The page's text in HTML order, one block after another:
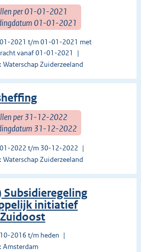
per 01-01-2021
01-01-2021
2021 t/m 01-01-2021 met
vanaf 01-01-2021
Zuiderzeeland
per 31-12-2022
31-12-2022
2022 t/m 30-12-2022
Zuiderzeeland
initiatief
2016 t/m heden
Amsterdam